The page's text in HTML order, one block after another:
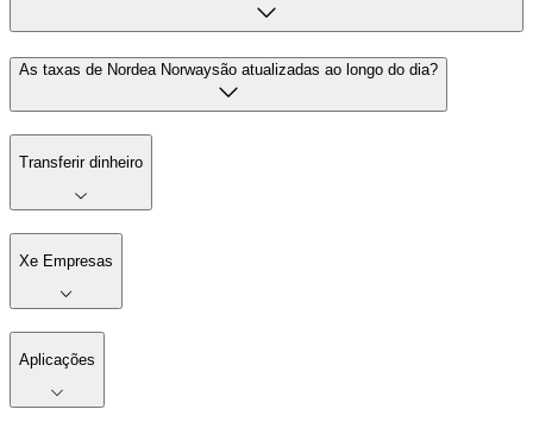
As taxas de Nordea Norwaysão atualizadas ao longo do dia?
Transferir dinheiro
Xe Empresas
Aplicações